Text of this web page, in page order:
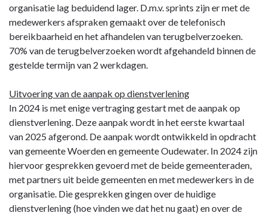
organisatie lag beduidend lager. D.m.v. sprints zijn er met de
medewerkers afspraken gemaakt over de telefonisch
bereikbaarheid en het afhandelen van terugbelverzoeken.
70% van de terugbelverzoeken wordt afgehandeld binnen de
gestelde termijn van 2 werkdagen.
Uitvoering van de aanpak op dienstverlening
In 2024 is met enige vertraging gestart met de aanpak op
dienstverlening. Deze aanpak wordt in het eerste kwartaal
van 2025 afgerond. De aanpak wordt ontwikkeld in opdracht
van gemeente Woerden en gemeente Oudewater. In 2024 zijn
hiervoor gesprekken gevoerd met de beide gemeenteraden,
met partners uit beide gemeenten en met medewerkers in de
organisatie. Die gesprekken gingen over de huidige
dienstverlening (hoe vinden we dat het nu gaat) en over de